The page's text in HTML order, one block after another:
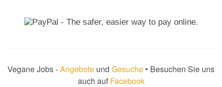
Vegane Jobs -Angebote und Gesuche • Besuchen Sie uns
auch auf Facebook